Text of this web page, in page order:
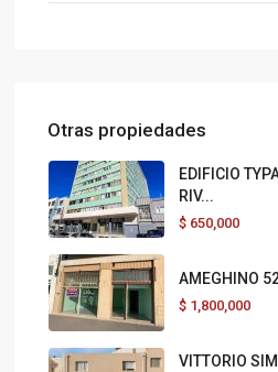
Otras propiedades
EDIFICIO
RIV...
$ 650,000
AMEGHINO
$ 1,800,000
VITTORIO